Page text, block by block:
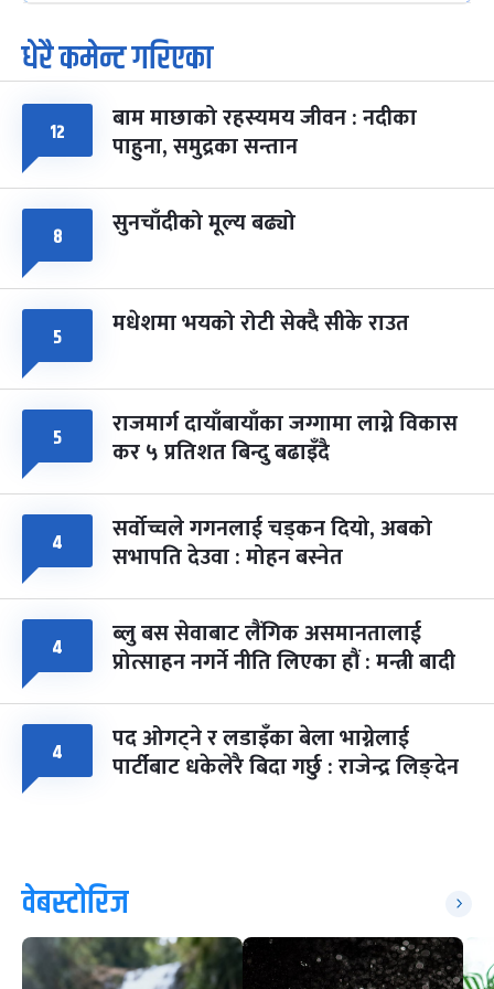
७
आइत
पूर्णिमा व्रत
चैत्र ७, २०८३-Mar 21, 2027
८ फागुपूर्णिमा
चैत्र ८, २०८३-Mar 22, 2027
७ महिना बाँकी
धेरै कमेन्ट गरिएका
१२ बाम माछाको रहस्यमय जीवन : नदीका
पाहुना, समुद्रका सन्तान
८ सुनचाँदीको मूल्य बढ्यो
५ मधेशमा भयको रोटी सेक्दै सीके राउत
५ राजमार्ग दायाँबायाँका जग्गामा लाग्ने विकास
कर ५ प्रतिशत बिन्दु बढाइँदै
४ सर्वोच्चले गगनलाई चड्कन दियो, अबको
सभापति देउवा : मोहन बस्नेत
४ ब्लु बस सेवाबाट लैंगिक असमानतालाई
प्रोत्साहन नगर्ने नीति लिएका हौं : मन्त्री बादी
४ पद ओगट्ने र लडाइँका बेला भाग्नेलाई
पार्टीबाट धकेलेरै बिदा गर्छु : राजेन्द्र लिङ्देन
वेबस्टोरिज